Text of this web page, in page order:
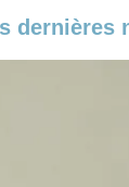
dernières